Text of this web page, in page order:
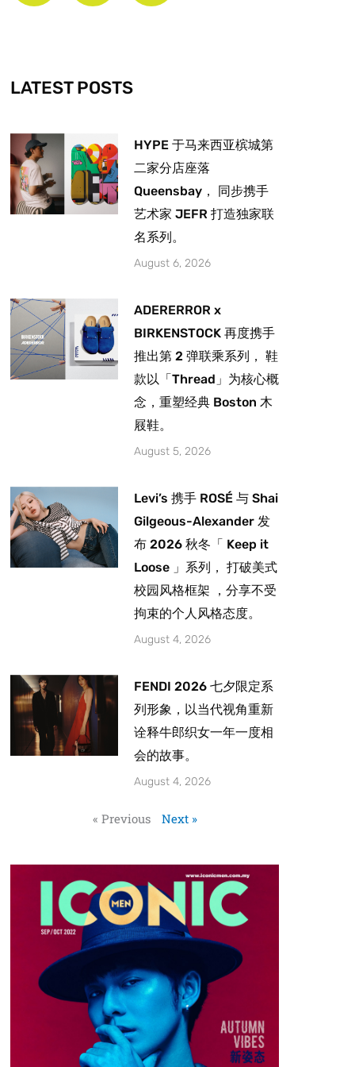
-
f
m
LATEST POSTS
HYPE 于马来西亚槟城第
二家分店座落
Queensbay， 同步携手
艺术家 JEFR 打造独家联
名系列。
August 6, 2026
ADERERROR x
BIRKENSTOCK 再度携手
推出第 2 弹联乘系列， 鞋
款以「Thread」为核心概
念，重塑经典 Boston 木
屐鞋。
August 5, 2026
Levi’s 携手 ROSÉ 与 Shai
Gilgeous-Alexander 发
布 2026 秋冬「 Keep it
Loose 」系列， 打破美式
校园风格框架 ，分享不受
拘束的个人风格态度。
August 4, 2026
FENDI 2026 七夕限定系
列形象，以当代视角重新
诠释牛郎织女一年一度相
会的故事。
August 4, 2026
« Previous Next »